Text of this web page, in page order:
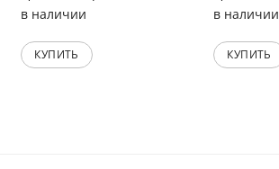
в наличии
КУПИТЬ
в наличии
КУПИТЬ